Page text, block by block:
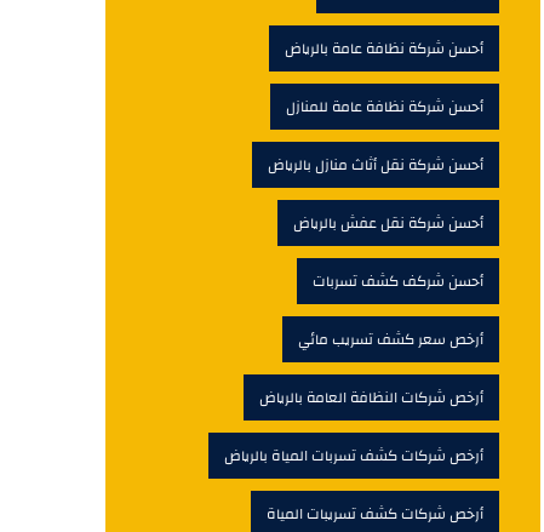
أحسن شركة نظافة عامة بالرياض
أحسن شركة نظافة عامة للمنازل
أحسن شركة نقل أثاث منازل بالرياض
أحسن شركة نقل عفش بالرياض
أحسن شركف كشف تسربات
أرخص سعر كشف تسريب مائي
أرخص شركات النظافة العامة بالرياض
أرخص شركات كشف تسربات المياة بالرياض
أرخص شركات كشف تسريبات المياة